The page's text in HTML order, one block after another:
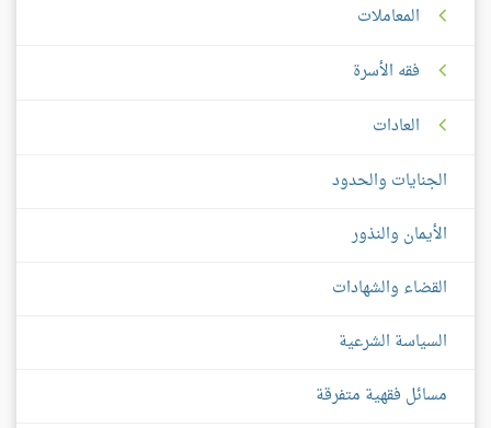
المعاملات
فقه الأسرة
العادات
الجنايات والحدود
الأيمان والنذور
القضاء والشهادات
السياسة الشرعية
مسائل فقهية متفرقة